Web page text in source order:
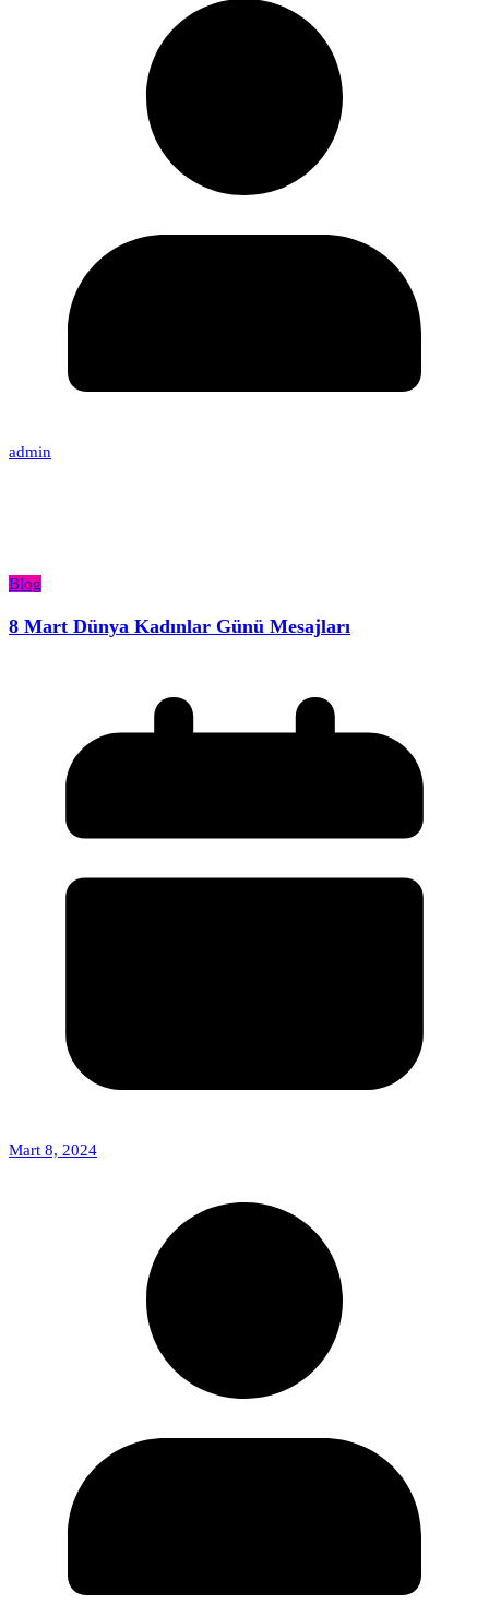
admin
Blog
8 Mart Dünya Kadınlar Günü Mesajları
Mart 8, 2024